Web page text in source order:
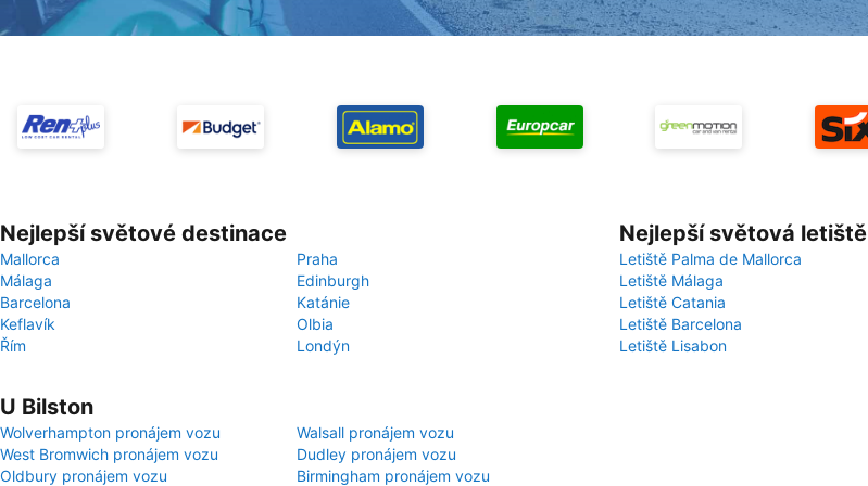
Nejlepší světové destinace
Mallorca
Praha
Málaga
Edinburgh
Barcelona
Katánie
Keflavík
Olbia
Řím
Londýn
Nejlepší světová letiště
Letiště Palma de Mallorca
Letiště Málaga
Letiště Catania
Letiště Barcelona
Letiště Lisabon
U Bilston
Wolverhampton pronájem vozu
Walsall pronájem vozu
West Bromwich pronájem vozu
Dudley pronájem vozu
Oldbury pronájem vozu
Birmingham pronájem vozu